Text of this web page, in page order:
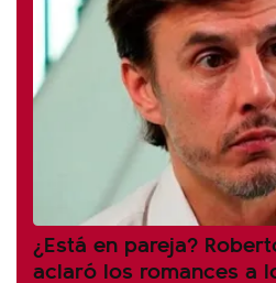
¿Está en pareja?
aclaró los romances a